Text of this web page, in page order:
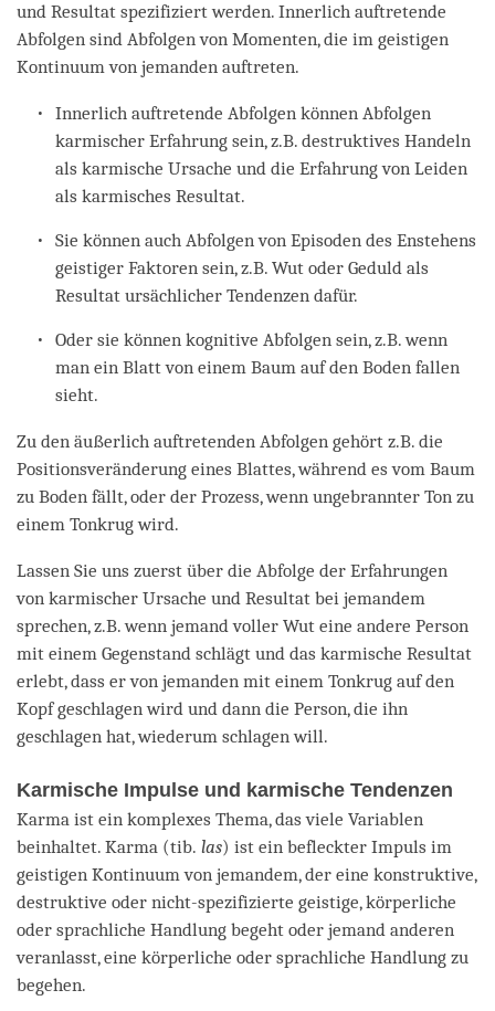
und Resultat spezifiziert werden. Innerlich auftretende
Abfolgen sind Abfolgen von Momenten, die im geistigen
Kontinuum von jemanden auftreten.
Innerlich auftretende Abfolgen können Abfolgen
karmischer Erfahrung sein, z.B. destruktives Handeln
als karmische Ursache und die Erfahrung von Leiden
als karmisches Resultat.
Sie können auch Abfolgen von Episoden des Enstehens
geistiger Faktoren sein, z.B. Wut oder Geduld als
Resultat ursächlicher Tendenzen dafür.
Oder sie können kognitive Abfolgen sein, z.B. wenn
man ein Blatt von einem Baum auf den Boden fallen
sieht.
Zu den äußerlich auftretenden Abfolgen gehört z.B. die
Positionsveränderung eines Blattes, während es vom Baum
zu Boden fällt, oder der Prozess, wenn ungebrannter Ton zu
einem Tonkrug wird.
Lassen Sie uns zuerst über die Abfolge der Erfahrungen
von karmischer Ursache und Resultat bei jemandem
sprechen, z.B. wenn jemand voller Wut eine andere Person
mit einem Gegenstand schlägt und das karmische Resultat
erlebt, dass er von jemanden mit einem Tonkrug auf den
Kopf geschlagen wird und dann die Person, die ihn
geschlagen hat, wiederum schlagen will.
Karmische Impulse und karmische Tendenzen
Karma ist ein komplexes Thema, das viele Variablen
beinhaltet. Karma (tib. las) ist ein befleckter Impuls im
geistigen Kontinuum von jemandem, der eine konstruktive,
destruktive oder nicht-spezifizierte geistige, körperliche
oder sprachliche Handlung begeht oder jemand anderen
veranlasst, eine körperliche oder sprachliche Handlung zu
begehen.